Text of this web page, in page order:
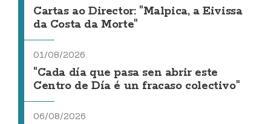
Cartas ao Director: "Malpica, a Eivissa
da Costa da Morte"
01/08/2026
"Cada día que pasa sen abrir este
Centro de Día é un fracaso colectivo"
06/08/2026